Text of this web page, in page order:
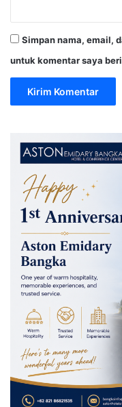
Simpan nama, email,
untuk komentar saya